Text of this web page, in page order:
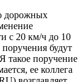
дорожных
с 20 км/ч до 10
будут
такое поручение
ее коллега